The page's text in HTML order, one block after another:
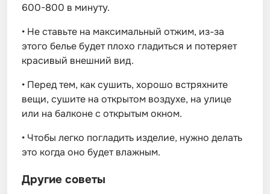
600-800 в минуту.
• Не ставьте на максимальный отжим, из-за
этого белье будет плохо гладиться и потеряет
красивый внешний вид.
• Перед тем, как сушить, хорошо встряхните
вещи, сушите на открытом воздухе, на улице
или на балконе с открытым окном.
• Чтобы легко погладить изделие, нужно делать
это когда оно будет влажным.
Другие советы